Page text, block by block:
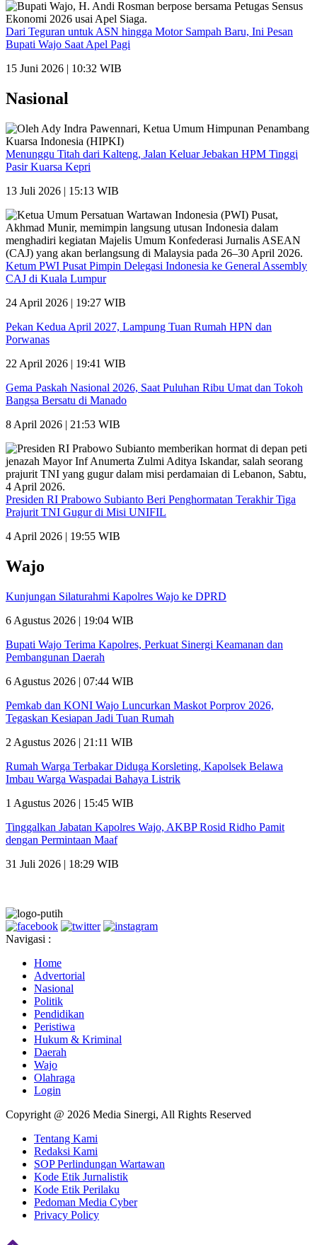
Dari Teguran untuk ASN hingga Motor Sampah Baru, Ini Pesan
Bupati Wajo Saat Apel Pagi
15 Juni 2026 | 10:32 WIB
Nasional
Menunggu Titah dari Kalteng, Jalan Keluar Jebakan HPM Tinggi
Pasir Kuarsa Kepri
13 Juli 2026 | 15:13 WIB
Ketum PWI Pusat Pimpin Delegasi Indonesia ke General Assembly
CAJ di Kuala Lumpur
24 April 2026 | 19:27 WIB
Pekan Kedua April 2027, Lampung Tuan Rumah HPN dan
Porwanas
22 April 2026 | 19:41 WIB
Gema Paskah Nasional 2026, Saat Puluhan Ribu Umat dan Tokoh
Bangsa Bersatu di Manado
8 April 2026 | 21:53 WIB
Presiden RI Prabowo Subianto Beri Penghormatan Terakhir Tiga
Prajurit TNI Gugur di Misi UNIFIL
4 April 2026 | 19:55 WIB
Wajo
Kunjungan Silaturahmi Kapolres Wajo ke DPRD
6 Agustus 2026 | 19:04 WIB
Bupati Wajo Terima Kapolres, Perkuat Sinergi Keamanan dan
Pembangunan Daerah
6 Agustus 2026 | 07:44 WIB
Pemkab dan KONI Wajo Luncurkan Maskot Porprov 2026,
Tegaskan Kesiapan Jadi Tuan Rumah
2 Agustus 2026 | 21:11 WIB
Rumah Warga Terbakar Diduga Korsleting, Kapolsek Belawa
Imbau Warga Waspadai Bahaya Listrik
1 Agustus 2026 | 15:45 WIB
Tinggalkan Jabatan Kapolres Wajo, AKBP Rosid Ridho Pamit
dengan Permintaan Maaf
31 Juli 2026 | 18:29 WIB
Navigasi :
Home
Advertorial
Nasional
Politik
Pendidikan
Peristiwa
Hukum & Kriminal
Daerah
Wajo
Olahraga
Login
Copyright @ 2026 Media Sinergi, All Rights Reserved
Tentang Kami
Redaksi Kami
SOP Perlindungan Wartawan
Kode Etik Jurnalistik
Kode Etik Perilaku
Pedoman Media Cyber
Privacy Policy